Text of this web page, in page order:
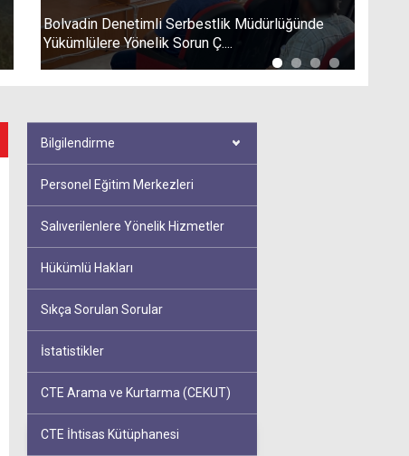
Adana Rehberlik ve Rehabilitasyon Açık İnfaz
Kurumunda Anlamlı Etkinli....
Bolvadin Denetimli Serbestlik Müdürlüğünde
Yükümlülere Yönelik Sorun Ç....
İstanbul
Bilgilendirme
Personel Eğitim Merkezleri
Salıverilenlere Yönelik Hizmetler
Hükümlü Hakları
Sıkça Sorulan Sorular
İstatistikler
CTE Arama ve Kurtarma (CEKUT)
CTE İhtisas Kütüphanesi